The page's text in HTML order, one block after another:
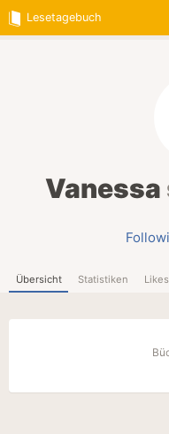
Lesetagebuch
Vanessa
Übersicht Statistiken Likes